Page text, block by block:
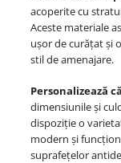
acoperite cu
Aceste materiale
ușor de curățat și
stil de amenajare.
Personalizează
dimensiunile și
dispoziție o
modern și
suprafețelor